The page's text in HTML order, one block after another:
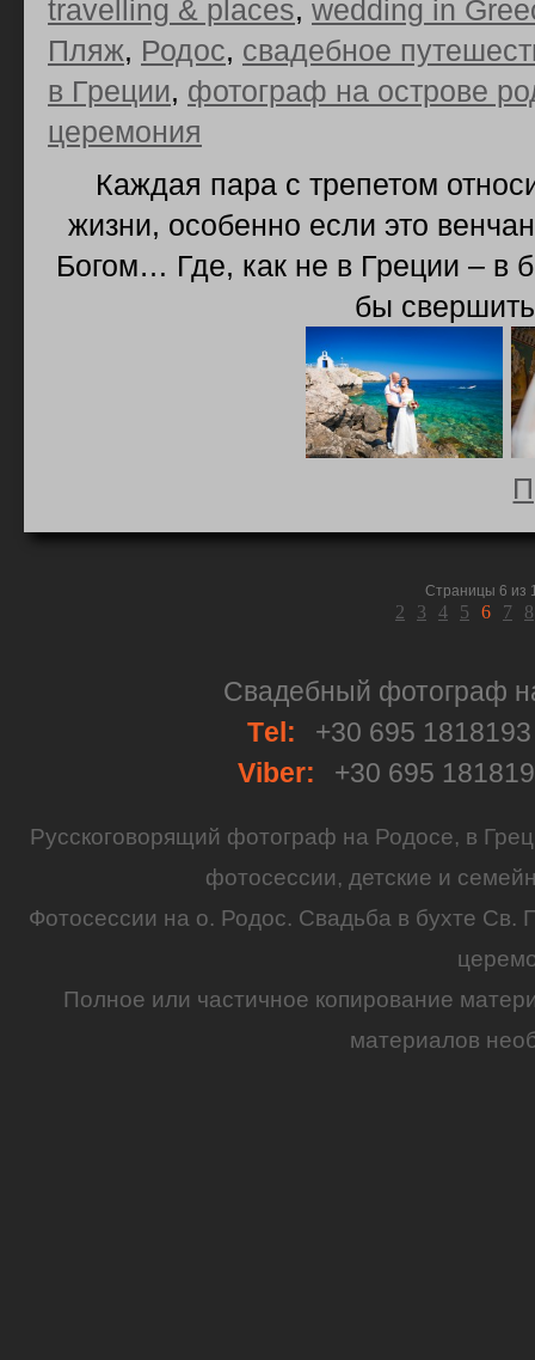
travelling & places, wedding in
Пляж, Родос, свадебное
в Греции, фотограф на острове
церемония
Каждая пара с трепетом
жизни, особенно если это
Богом… Где, как не в Греции – в
бы
Страницы 6 из
2 3 4 5 6 7 8
Свадебный фотограф
Тel:
+30 695
Viber:
+30 695
Русскоговорящий фотограф на Родосе, в
фотосессии, детские и
Фотосессии на о. Родос. Свадьба в бухте Св.
Полное или частичное копирование
материалов